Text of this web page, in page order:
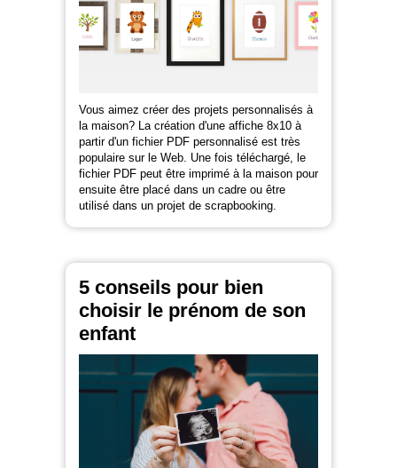
Vous aimez créer des projets personnalisés à
la maison? La création d'une affiche 8x10 à
partir d'un fichier PDF personnalisé est très
populaire sur le Web. Une fois téléchargé, le
fichier PDF peut être imprimé à la maison pour
ensuite être placé dans un cadre ou être
utilisé dans un projet de scrapbooking.
5 conseils pour bien
choisir le prénom de son
enfant